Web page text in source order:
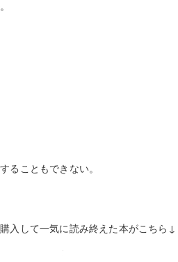
ることもできない。
入して一気に読み終えた本がこちら↓